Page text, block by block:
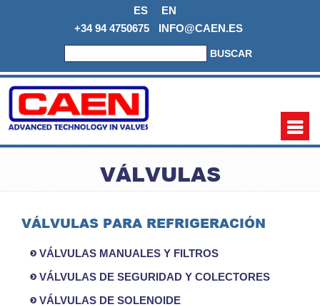
ES
EN
+34 94 4750675
INFO@CAEN.ES
BUSCAR
VÁLVULAS
VÁLVULAS PARA REFRIGERACIÓN
VÁLVULAS MANUALES Y FILTROS
VÁLVULAS DE SEGURIDAD Y COLECTORES
VÁLVULAS DE SOLENOIDE